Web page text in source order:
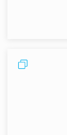
Порівняти